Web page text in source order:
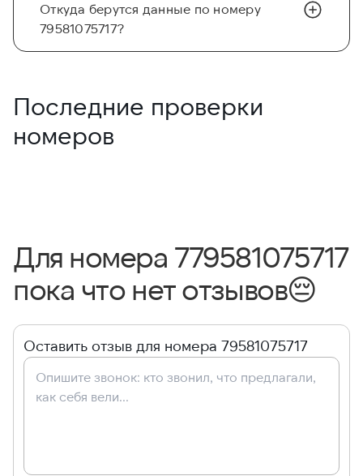
Откуда берутся данные по номеру
79581075717?
Последние проверки
номеров
Для номера 779581075717
пока что нет отзывов😔
Оставить отзыв для номера 79581075717